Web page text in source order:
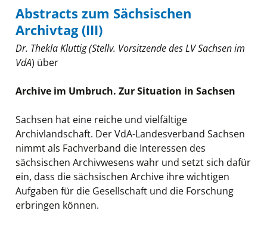
Abstracts zum Sächsischen
Archivtag (III)
Dr. Thekla Kluttig (Stellv. Vorsitzende des LV Sachsen im
VdA) über
Archive im Umbruch. Zur Situation in Sachsen
Sachsen hat eine reiche und vielfältige
Archivlandschaft. Der VdA-Landesverband Sachsen
nimmt als Fachverband die Interessen des
sächsischen Archivwesens wahr und setzt sich dafür
ein, dass die sächsischen Archive ihre wichtigen
Aufgaben für die Gesellschaft und die Forschung
erbringen können.